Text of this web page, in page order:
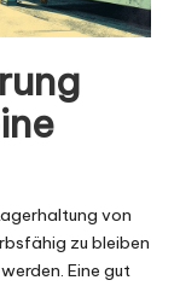
von
zu bleiben
Eine gut